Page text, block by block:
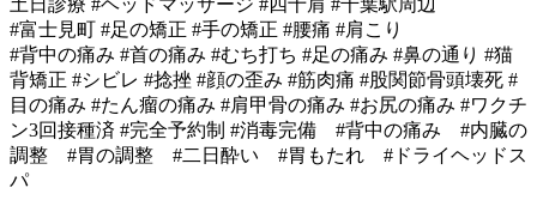
土日診療 #ヘッドマッサージ #四十肩 #千葉駅周辺
#富士見町 #足の矯正 #手の矯正 #腰痛 #肩こり
#背中の痛み #首の痛み #むち打ち #足の痛み #鼻の通り #猫
背矯正 #シビレ #捻挫 #顔の歪み #筋肉痛 #股関節骨頭壊死 #
目の痛み #たん瘤の痛み #肩甲骨の痛み #お尻の痛み #ワクチ
ン3回接種済 #完全予約制 #消毒完備 #背中の痛み #内臓の
調整 #胃の調整 #二日酔い #胃もたれ #ドライヘッドス
パ